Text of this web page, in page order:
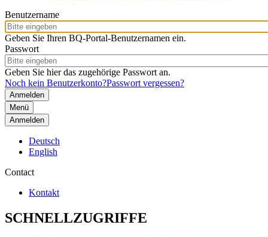
Benutzername
Geben Sie Ihren BQ-Portal-Benutzernamen ein.
Passwort
Geben Sie hier das zugehörige Passwort an.
Noch kein Benutzerkonto?Passwort vergessen?
Menü
Anmelden
Deutsch
English
Contact
Kontakt
SCHNELLZUGRIFFE